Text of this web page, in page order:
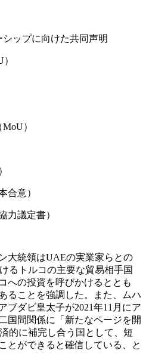
シップに向けた共同声明
）
合意）
力議定書）
大統領はUAEの実業家らとの
るトルコの主要な貿易相手国
への投資を呼びかけるととも
ることを強調した。また、ムハ
ブダビ皇太子が2021年11月にア
国間関係に「新たなページを開
的に補完し合う国として、短
とができると確信している、と